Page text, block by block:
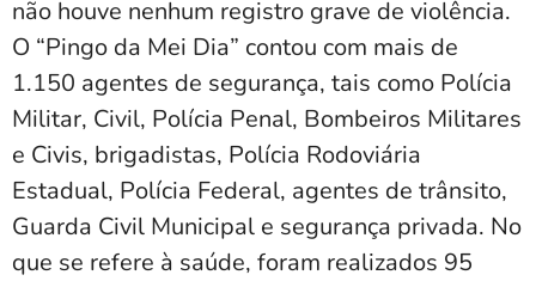
não houve nenhum registro grave de violência.
O “Pingo da Mei Dia” contou com mais de
1.150 agentes de segurança, tais como Polícia
Militar, Civil, Polícia Penal, Bombeiros Militares
e Civis, brigadistas, Polícia Rodoviária
Estadual, Polícia Federal, agentes de trânsito,
Guarda Civil Municipal e segurança privada. No
que se refere à saúde, foram realizados 95